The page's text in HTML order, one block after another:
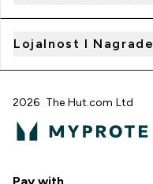
Lojalnost I Nagrade
2026 The Hut.com Ltd
Pay with